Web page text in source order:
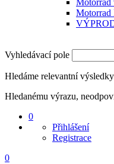
Motorrad
Vyhledávací pole
Hledáme relevantní
Hledanému výrazu,
0
Přihlášení
Registrace
0